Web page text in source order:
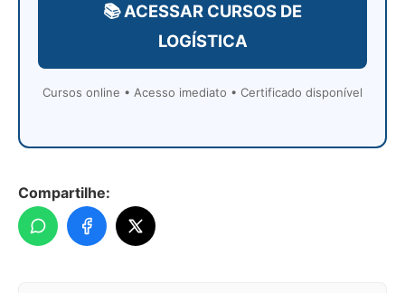
📚 ACESSAR CURSOS DE
LOGÍSTICA
Cursos online • Acesso imediato • Certificado disponível
Compartilhe: